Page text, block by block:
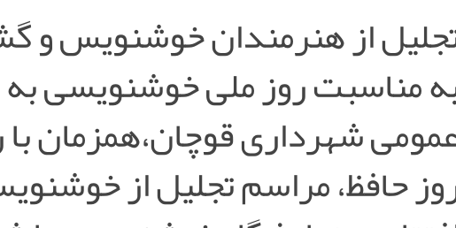
از هنرمندان خوشنویس و
مناسبت روز ملی خوشنویسی
شهرداری قوچان،همزمان
حافظ، مراسم تجلیل از